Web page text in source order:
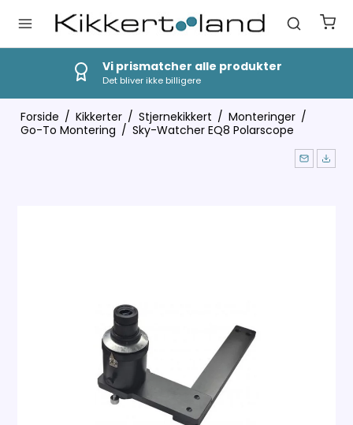
Vi prismatcher alle produkter
Det bliver ikke billigere
Forside / Kikkerter / Stjernekikkert / Monteringer /
Go-To Montering / Sky-Watcher EQ8 Polarscope